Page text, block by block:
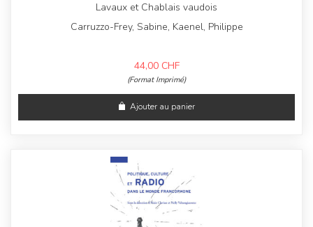
Lavaux et Chablais vaudois
Carruzzo-Frey, Sabine, Kaenel, Philippe
44,00 CHF
(Format Imprimé)
Ajouter au panier